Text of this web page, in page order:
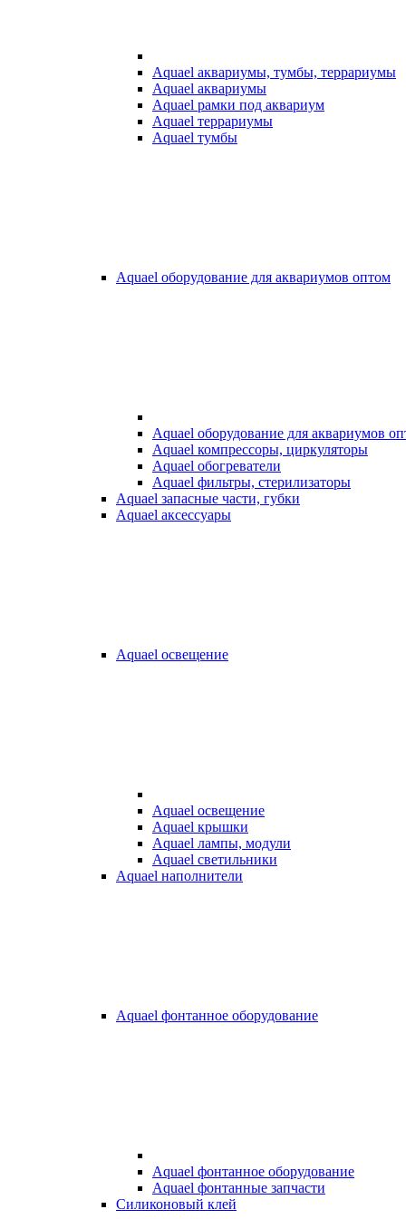
Aquael аквариумы, тумбы, террариумы
Aquael аквариумы
Aquael рамки под аквариум
Aquael террариумы
Aquael тумбы
Aquael оборудование для аквариумов оптом
Aquael оборудование для аквариумов
Aquael компрессоры, циркуляторы
Aquael обогреватели
Aquael фильтры, стерилизаторы
Aquael запасные части, губки
Aquael аксессуары
Aquael освещение
Aquael освещение
Aquael крышки
Aquael лампы, модули
Aquael светильники
Aquael наполнители
Aquael фонтанное оборудование
Aquael фонтанное оборудование
Aquael фонтанные запчасти
Силиконовый клей